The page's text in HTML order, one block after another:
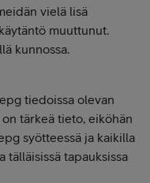
vielä lisä
muuttunut.
kunnossa.
tiedoissa olevan
tärkeä tieto, eiköhän
syötteessä ja kaikilla
tälläisissä tapauksissa